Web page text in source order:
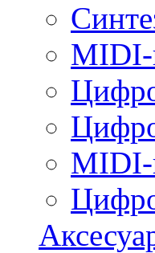
MIDI-
MIDI-